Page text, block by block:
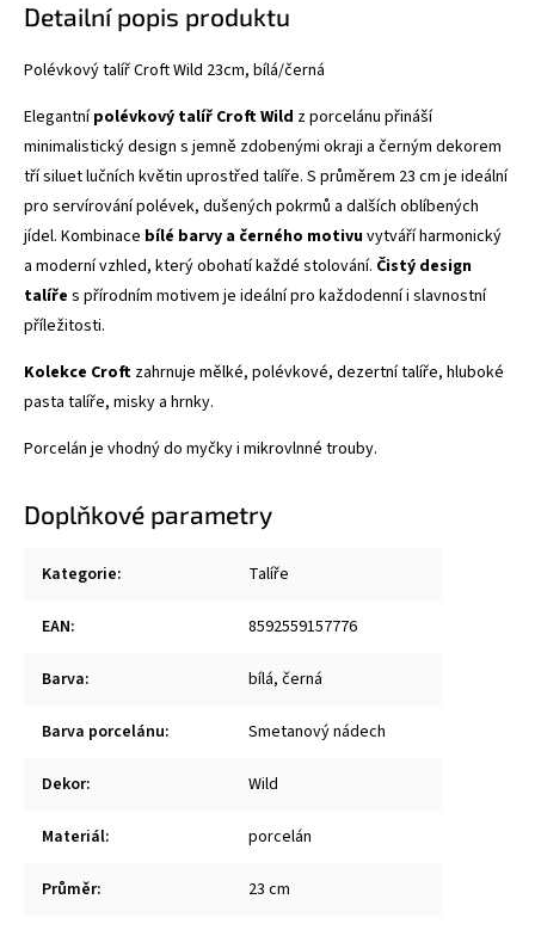
Detailní popis produktu
Polévkový talíř Croft Wild 23cm, bílá/černá
Elegantnípolévkový talíř Croft Wild z porcelánu přináší
minimalistický design s jemně zdobenými okraji a černým dekorem
tří siluet lučních květin uprostřed talíře. S průměrem 23 cm je ideální
pro servírování polévek, dušených pokrmů a dalších oblíbených
jídel. Kombinace bílé barvy a černého motivuvytváří harmonický
a moderní vzhled, který obohatí každé stolování. Čistý design
talíře s přírodním motivem je ideální pro každodenní i slavnostní
příležitosti.
Kolekce Croft zahrnuje mělké, polévkové, dezertní talíře, hluboké
pasta talíře, misky a hrnky.
Porcelán je vhodný do myčky i mikrovlnné trouby.
Doplňkové parametry
Kategorie: Talíře
EAN: 8592559157776
Barva: bílá, černá
Barva porcelánu: Smetanový nádech
Dekor: Wild
Materiál: porcelán
Průměr: 23 cm